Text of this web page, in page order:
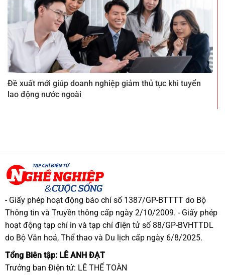
Đề xuất mới giúp doanh nghiệp giảm thủ tục khi tuyển
lao động nước ngoài
- Giấy phép hoạt động báo chí số 1387/GP-BTTTT do Bộ
Thông tin và Truyền thông cấp ngày 2/10/2009. - Giấy phép
hoạt động tạp chí in và tạp chí điện tử số 88/GP-BVHTTDL
do Bộ Văn hoá, Thể thao và Du lịch cấp ngày 6/8/2025.
Tổng Biên tập: LÊ ANH ĐẠT
Trưởng ban Điện tử: LÊ THẾ TOÀN